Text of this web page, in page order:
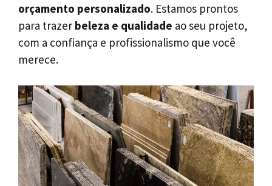
orçamento personalizado. Estamos prontos
para trazer beleza e qualidade ao seu projeto,
com a confiança e profissionalismo que você
merece.